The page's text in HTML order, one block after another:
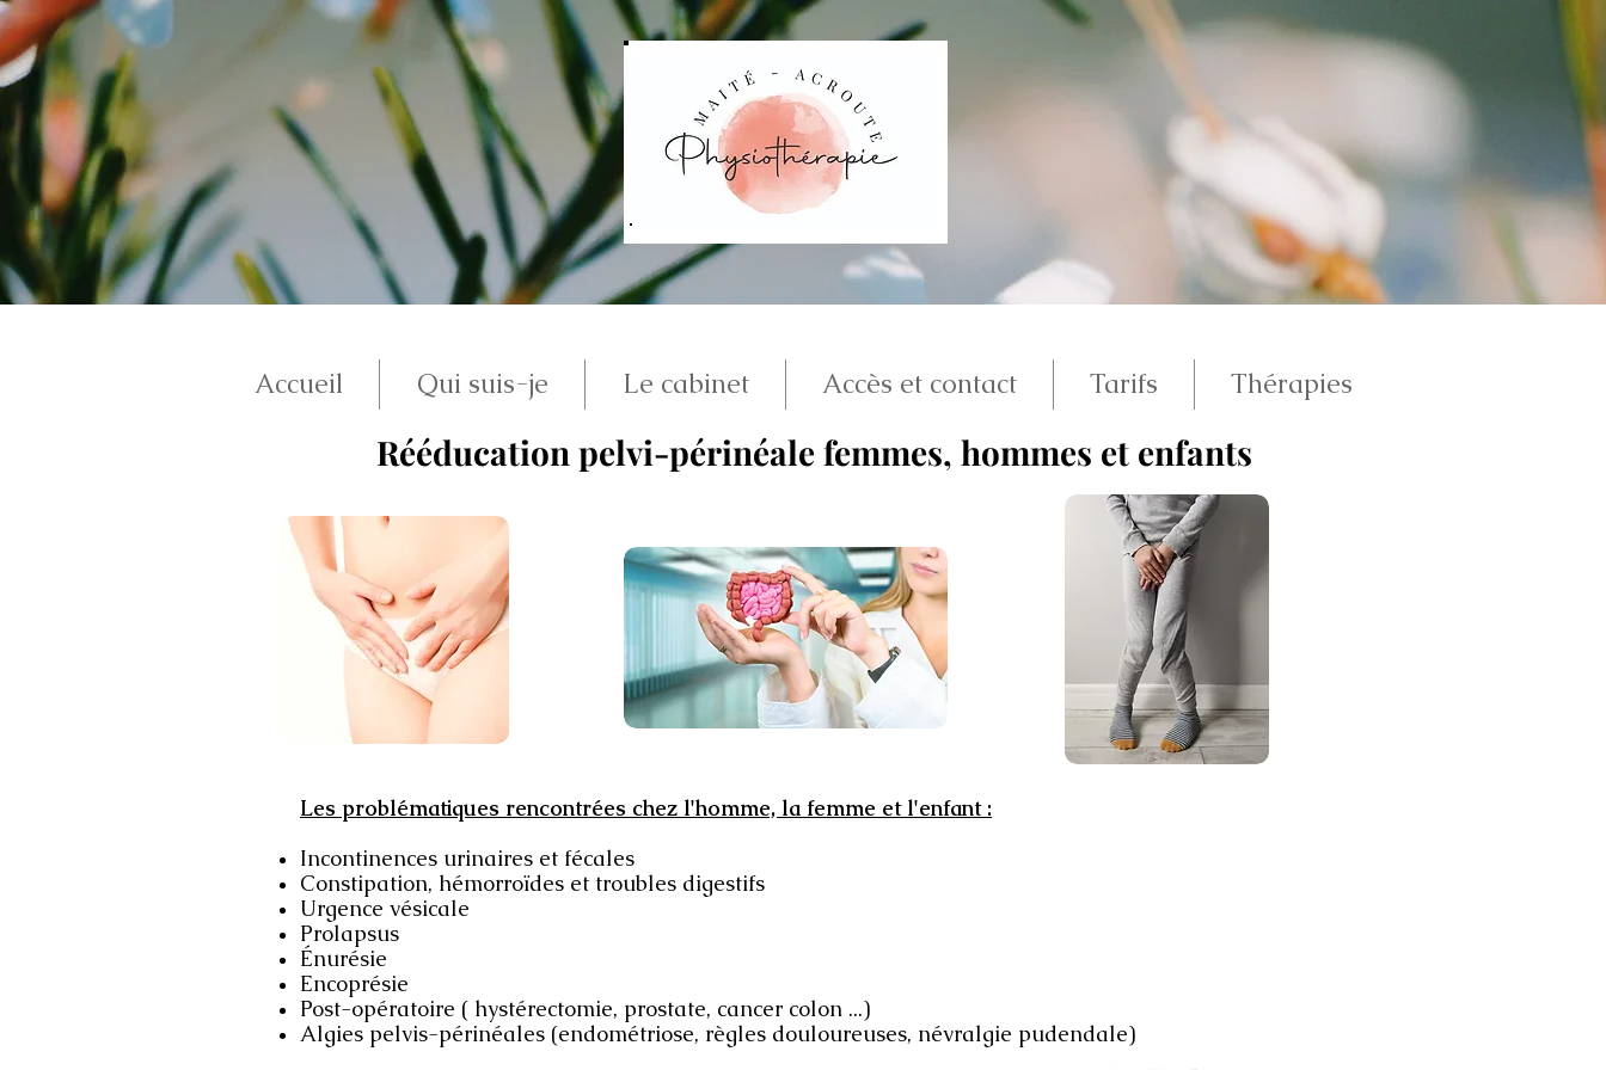
Accueil Qui suis-je Le cabinet Accès et contact Tarifs Thérapies
Rééducation pelvi-périnéale femmes, hommes et enfants
Les problématiques rencontrées chez l'homme, la femme et l'enfant :
Incontinences urinaires et fécales
Constipation, hémorroïdes et troubles digestifs
Urgence vésicale
Prolapsus
Énurésie
Encoprésie
Post-opératoire ( hystérectomie, prostate, cancer colon ...)
Algies pelvis-périnéales (endométriose, règles douloureuses, névralgie pudendale)